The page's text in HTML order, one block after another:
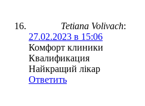
Tetiana Volivach:
27.02.2023 в 15:06
Комфорт клиники
Квалификация
Найкращий лікар
Ответить